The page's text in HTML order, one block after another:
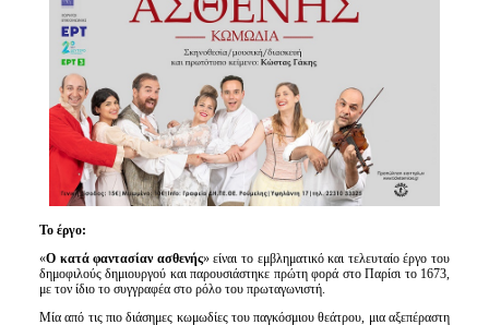
Το έργο:
«Ο κατά φαντασίαν ασθενής» είναι το εμβληματικό και τελευταίο έργο του
δημοφιλούς δημιουργού και παρουσιάστηκε πρώτη φορά στο Παρίσι το 1673,
με τον ίδιο το συγγραφέα στο ρόλο του πρωταγωνιστή.
Μία από τις πιο διάσημες κωμωδίες του παγκόσμιου θεάτρου, μια αξεπέραστη